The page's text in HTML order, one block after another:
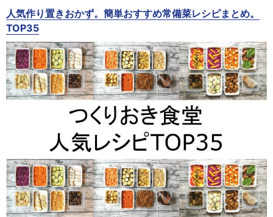
人気作り置きおかず。簡単おすすめ常備菜レシピまとめ。
TOP35